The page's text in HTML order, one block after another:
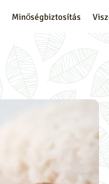
Minőségbiztosítás